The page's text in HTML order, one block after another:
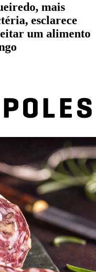
mais
esclarece
um alimento